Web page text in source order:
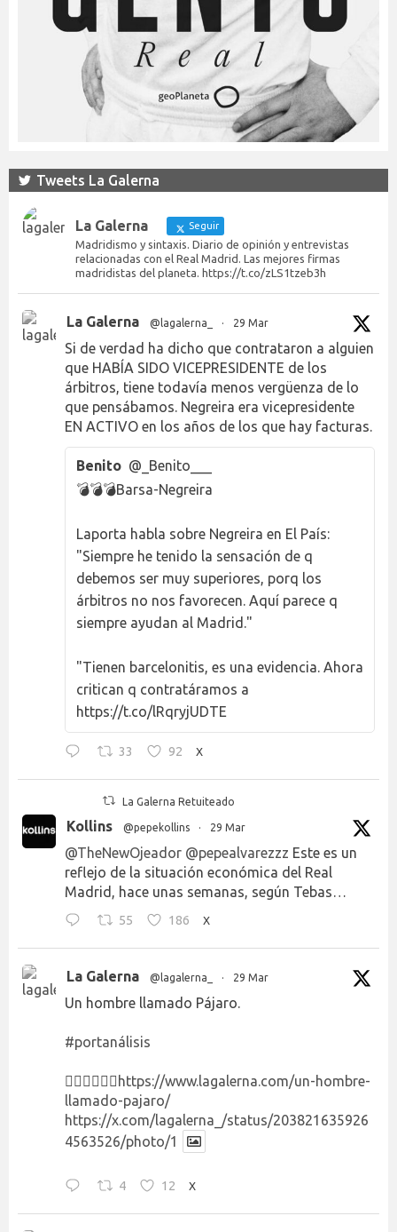
Tweets La Galerna
La Galerna Seguir
Madridismo y sintaxis. Diario de opinión y entrevistas
relacionadas con el Real Madrid. Las mejores firmas
madridistas del planeta. https://t.co/zLS1tzeb3h
La Galerna @lagalerna_ · 29 Mar
Si de verdad ha dicho que contrataron a alguien
que HABÍA SIDO VICEPRESIDENTE de los
árbitros, tiene todavía menos vergüenza de lo
que pensábamos. Negreira era vicepresidente
EN ACTIVO en los años de los que hay facturas.
Benito @_Benito___
💣💣💣Barsa-Negreira
Laporta habla sobre Negreira en El País:
"Siempre he tenido la sensación de q
debemos ser muy superiores, porq los
árbitros no nos favorecen. Aquí parece q
siempre ayudan al Madrid."
"Tienen barcelonitis, es una evidencia. Ahora
critican q contratáramos a
https://t.co/lRqryjUDTE
33 92 X
La Galerna Retuiteado
Kollins @pepekollins · 29 Mar
@TheNewOjeador @pepealvarezzz Este es un
reflejo de la situación económica del Real
Madrid, hace unas semanas, según Tebas…
55 186 X
La Galerna @lagalerna_ · 29 Mar
Un hombre llamado Pájaro.
#portanálisis
👉🏻👉🏻👉🏻 https://www.lagalerna.com/un-hombre-
llamado-pajaro/
https://x.com/lagalerna_/status/203821635926
4563526/photo/1
4 12 X